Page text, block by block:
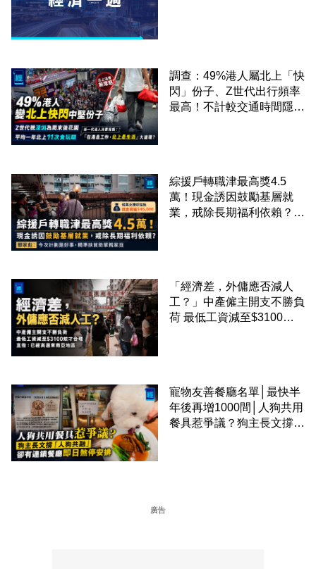
調查：49%港人屬北上「快
閃」份子、Z世代出行頻率
最高！不計較交通時間隱形
綜援戶轉職津最高獎4.5
萬！現金誘因鼓勵基層就
業，戒除長期福利依賴？鄧
「經濟差，外傭應否減人
工？」中產僱主開支不勝負
荷 最低工資減至$3100蚊
寵物友善餐廳名單│最快半
年後再增1000間│人狗共用
餐具惹爭議？狗主長文撐
廣告